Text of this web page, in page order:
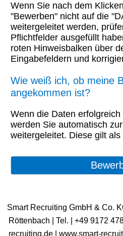
Wenn Sie nach dem
"Bewerben" nicht auf die
weitergeleitet werden,
Pflichtfelder ausgefüllt
roten Hinweisbalken über
Eingabefeldern und
Wie weiß ich, ob meine
angekommen ist?
Wenn die Daten
werden Sie automatisch
weitergeleitet. Diese gilt
Smart Recruiting GmbH & Co.
Röttenbach | ​Tel. | +49 9172
recruiting.de | www.smart-